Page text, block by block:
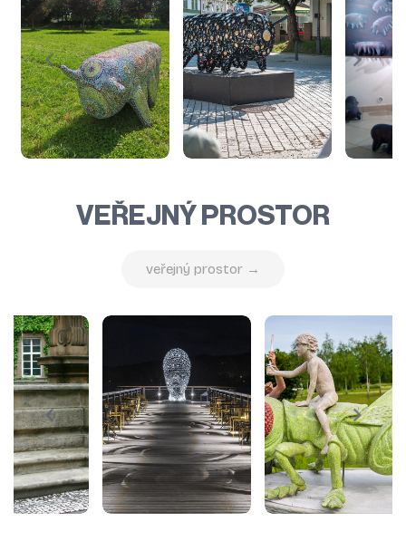
VEŘEJNÝ PROSTOR
veřejný prostor →